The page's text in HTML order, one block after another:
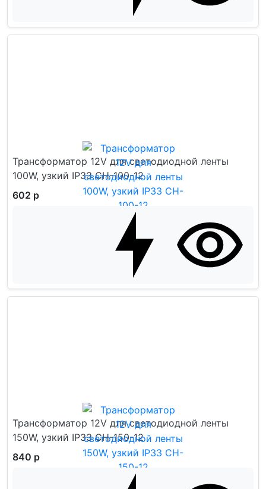
Трансформатор 12V для светодиодной ленты
100W, узкий IP33 CH-100-12
602 р
Трансформатор 12V для светодиодной ленты
150W, узкий IP33 CH-150-12
840 р